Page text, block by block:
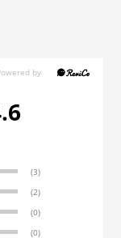
(3)
(2)
(0)
(0)